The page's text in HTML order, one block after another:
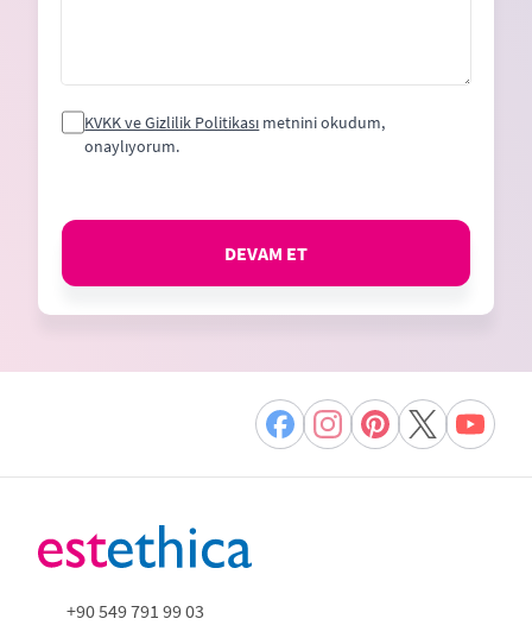
KVKK ve Gizlilik Politikası metnini okudum,
onaylıyorum.
DEVAM ET
+90 549 791 99 03